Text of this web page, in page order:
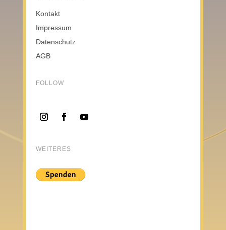
Kontakt
Impressum
Datenschutz
AGB
FOLLOW
WEITERES